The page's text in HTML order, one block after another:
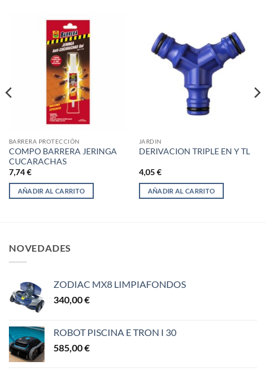
BARRERA PROTECCIÓN
COMPO BARRERA JERINGA
CUCARACHAS
7,74€
AÑADIR AL CARRITO
JARDIN
DERIVACION TRIPLE EN Y TL
4,05€
AÑADIR AL CARRITO
NOVEDADES
ZODIAC MX8 LIMPIAFONDOS
340,00€
ROBOT PISCINA E TRON I 30
585,00€